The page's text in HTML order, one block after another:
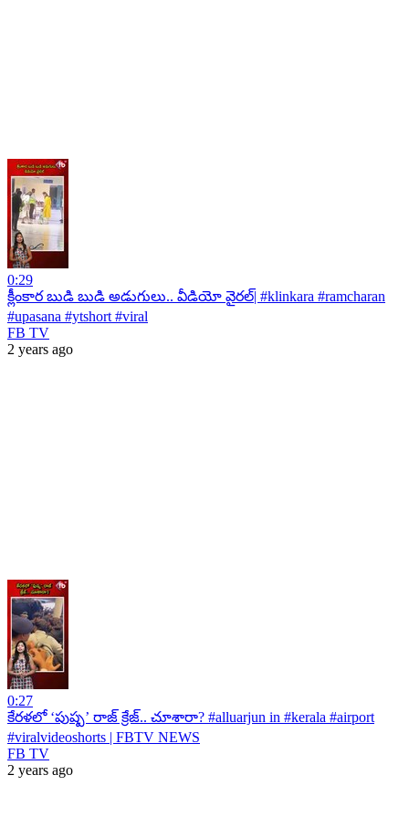
0:29
క్లీంకార బుడి బుడి అడుగులు.. వీడియో వైరల్| #klinkara #ramcharan
#upasana #ytshort #viral
FB TV
2 years ago
0:27
కేరళలో ‘పుష్ప’ రాజ్ క్రేజ్.. చూశారా? #alluarjun in #kerala #airport
#viralvideoshorts | FBTV NEWS
FB TV
2 years ago